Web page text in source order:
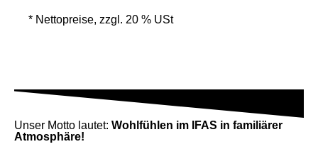
* Nettopreise, zzgl. 20 % USt
Unser Motto lautet: Wohlfühlen im IFAS in familiärer
Atmosphäre!